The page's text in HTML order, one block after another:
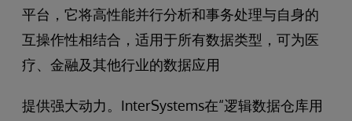
平台，它将高性能并行分析和事务处理与自身的
互操作性相结合，适用于所有数据类型，可为医
疗、金融及其他行业的数据应用
提供强大动力。InterSystems在“逻辑数据仓库用